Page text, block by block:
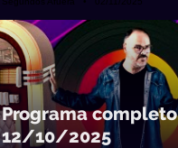
Programa
12/10/2025